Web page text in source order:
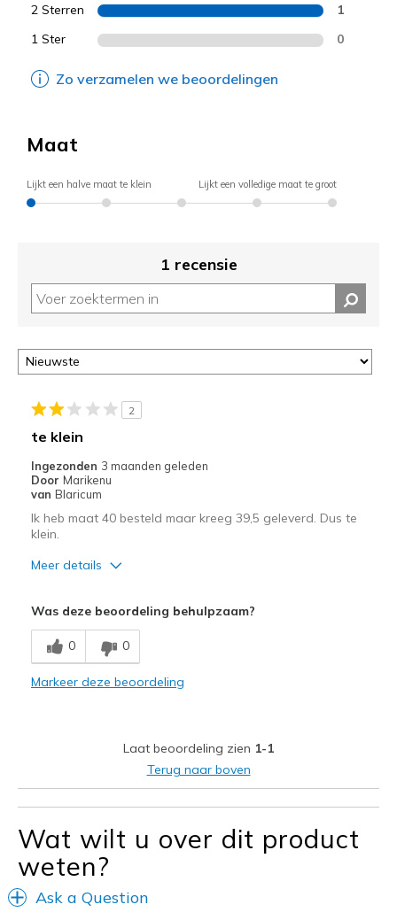
2 Sterren 1
1 Ster 0
Zo verzamelen we beoordelingen
Maat
Lijkt een halve maat te klein Lijkt een volledige maat te groot
1 recensie
2
te klein
Ingezonden 3 maanden geleden
Door Marikenu
van Blaricum
Ik heb maat 40 besteld maar kreeg 39,5 geleverd. Dus te
klein.
Meer details
Leuk model
Was deze beoordeling behulpzaam?
0 0
Markeer deze beoordeling
Laat beoordeling zien 1-1
Terug naar boven
Wat wilt u over dit product
weten?
Ask a Question